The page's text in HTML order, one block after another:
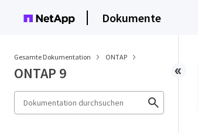
Dokumente
Gesamte Dokumentation ONTAP
ONTAP 9